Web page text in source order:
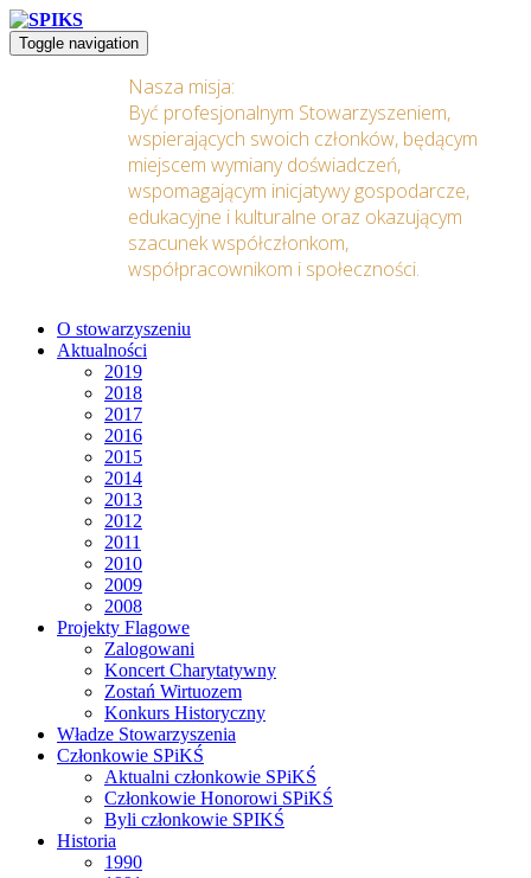
Toggle navigation
Nasza misja:
Być profesjonalnym Stowarzyszeniem,
wspierających swoich członków, będącym
miejscem wymiany doświadczeń,
wspomagającym inicjatywy gospodarcze,
edukacyjne i kulturalne oraz okazującym
szacunek współczłonkom,
współpracownikom i społeczności.
O stowarzyszeniu
Aktualności
2019
2018
2017
2016
2015
2014
2013
2012
2011
2010
2009
2008
Projekty Flagowe
Zalogowani
Koncert Charytatywny
Zostań Wirtuozem
Konkurs Historyczny
Władze Stowarzyszenia
Członkowie SPiKŚ
Aktualni członkowie SPiKŚ
Członkowie Honorowi SPiKŚ
Byli członkowie SPIKŚ
Historia
1990